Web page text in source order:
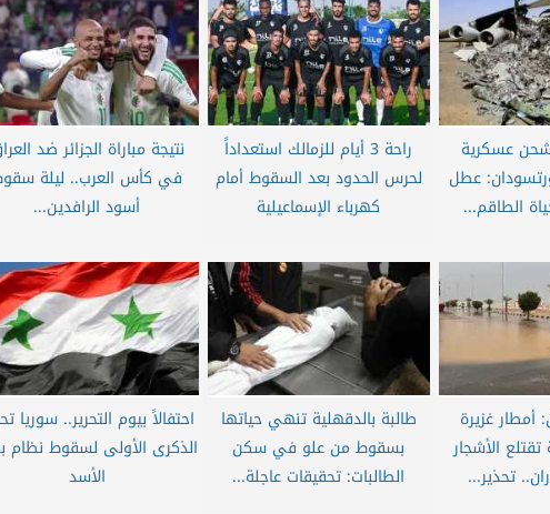
عسكرية
عطل
الطاقم...
راحة 3 أيام للزمالك استعداداً
لحرس الحدود بعد السقوط أمام
كهرباء الإسماعيلية
نتيجة مباراة الجزائر ضد
في كأس العرب.. ليلة
أسود الرافدين...
أمطار غزيرة
الأشجار
تحذير...
طالبة بالدقهلية تنهي حياتها
بسقوط من علو في سكن
الطالبات: تحقيقات عاجلة...
احتفالاً بيوم التحرير.. سوريا
الذكرى الأولى لسقوط نظام
الأسد